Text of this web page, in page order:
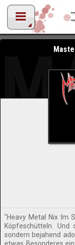
"Heavy Metal Nix Im
Köpfeschütteln.
sondern bejahend